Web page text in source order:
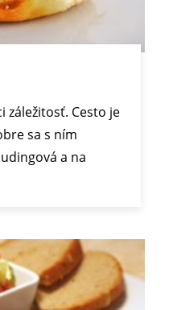
záležitosť. Cesto je
sa s ním
a na